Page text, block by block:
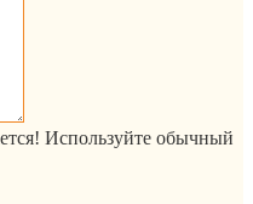
Используйте обычный